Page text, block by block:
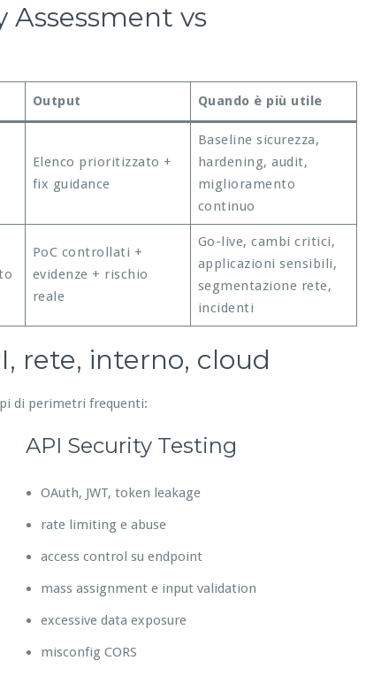
vs
Output Quando è più utile
Elenco prioritizzato +
fix guidance
Baseline sicurezza,
hardening, audit,
miglioramento
continuo
PoC controllati +
evidenze + rischio
reale
Go-live, cambi critici,
applicazioni sensibili,
segmentazione rete,
incidenti
rete, interno, cloud
di perimetri frequenti:
API Security Testing
OAuth, JWT, token leakage
rate limiting e abuse
access control su endpoint
mass assignment e input validation
excessive data exposure
misconfig CORS